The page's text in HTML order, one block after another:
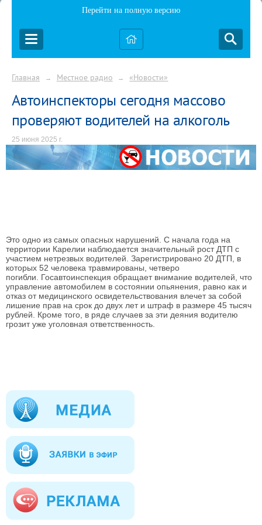
Перейти на полную версию
Главная → Местное радио → «Новости»
Автоинспекторы сегодня массово
проверяют водителей на алкоголь
25 июня 2025 г.
Это одно из самых опасных нарушений. С начала года на
территории Карелии наблюдается значительный рост ДТП с
участием нетрезвых водителей. Зарегистрировано 20 ДТП, в
которых 52 человека травмированы, четверо
погибли. Госавтоинспекция обращает внимание водителей, что
управление автомобилем в состоянии опьянения, равно как и
отказ от медицинского освидетельствования влечет за собой
лишение прав на срок до двух лет и штраф в размере 45 тысяч
рублей. Кроме того, в ряде случаев за эти деяния водителю
грозит уже уголовная ответственность.